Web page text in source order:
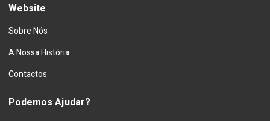
Website
Sobre Nós
A Nossa História
Contactos
Podemos Ajudar?